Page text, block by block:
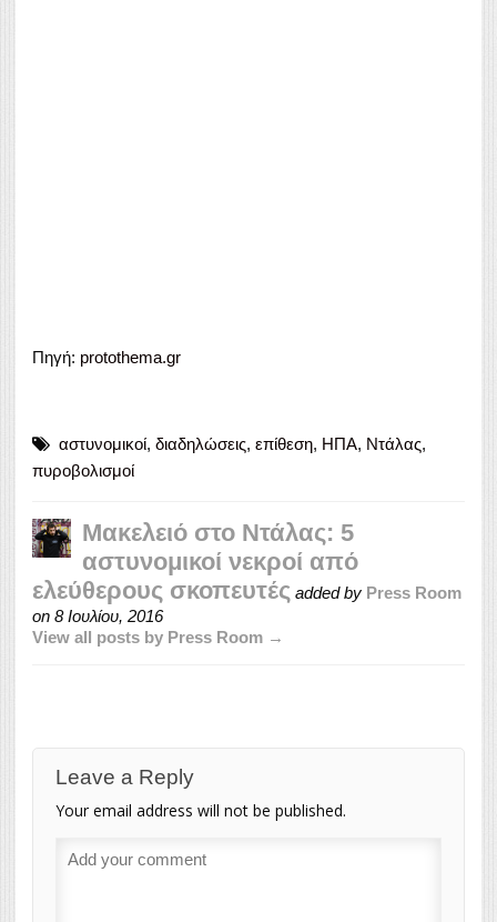
Πηγή: protothema.gr
αστυνομικοί, διαδηλώσεις, επίθεση, ΗΠΑ, Ντάλας,
πυροβολισμοί
Μακελειό στο Ντάλας: 5
αστυνομικοί νεκροί από
ελεύθερους σκοπευτές added by Press Room
on 8 Ιουλίου, 2016
View all posts by Press Room →
Leave a Reply
Your email address will not be published.